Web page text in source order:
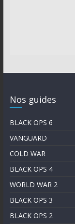
Nos guides
BLACK OPS 6
VANGUARD
COLD WAR
BLACK OPS 4
WORLD WAR 2
BLACK OPS 3
BLACK OPS 2